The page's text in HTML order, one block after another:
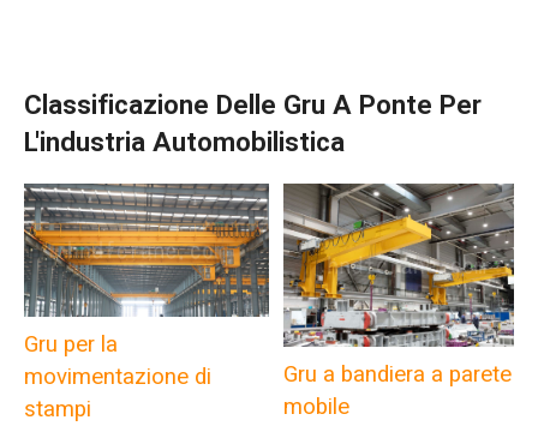
Classificazione Delle Gru A Ponte Per
L'industria Automobilistica
Gru per la
movimentazione di
stampi
Gru a bandiera a parete
mobile